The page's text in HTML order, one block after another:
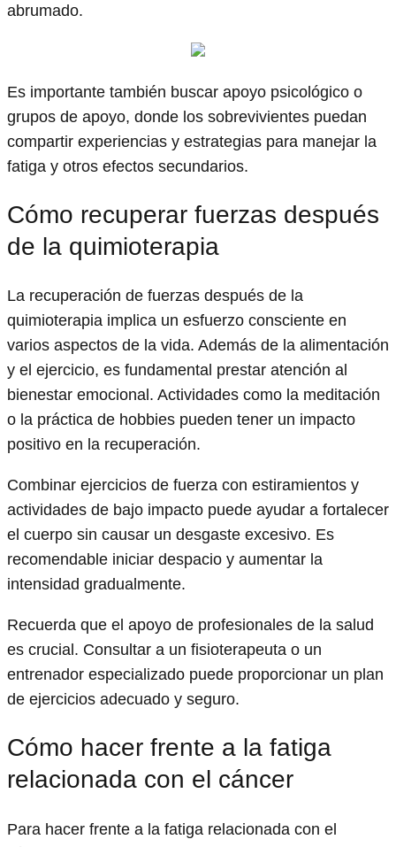
abrumado.
Es importante también buscar apoyo psicológico o
grupos de apoyo, donde los sobrevivientes puedan
compartir experiencias y estrategias para manejar la
fatiga y otros efectos secundarios.
Cómo recuperar fuerzas después
de la quimioterapia
La recuperación de fuerzas después de la
quimioterapia implica un esfuerzo consciente en
varios aspectos de la vida. Además de la alimentación
y el ejercicio, es fundamental prestar atención al
bienestar emocional. Actividades como la meditación
o la práctica de hobbies pueden tener un impacto
positivo en la recuperación.
Combinar ejercicios de fuerza con estiramientos y
actividades de bajo impacto puede ayudar a fortalecer
el cuerpo sin causar un desgaste excesivo. Es
recomendable iniciar despacio y aumentar la
intensidad gradualmente.
Recuerda que el apoyo de profesionales de la salud
es crucial. Consultar a un fisioterapeuta o un
entrenador especializado puede proporcionar un plan
de ejercicios adecuado y seguro.
Cómo hacer frente a la fatiga
relacionada con el cáncer
Para hacer frente a la fatiga relacionada con el